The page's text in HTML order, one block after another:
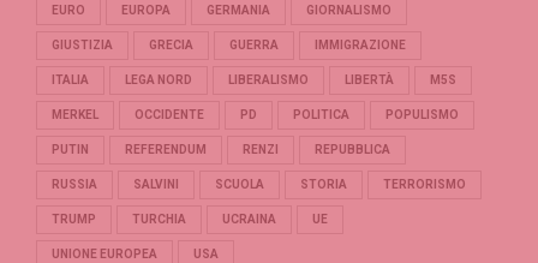
EURO EUROPA GERMANIA GIORNALISMO
GIUSTIZIA GRECIA GUERRA IMMIGRAZIONE
ITALIA LEGA NORD LIBERALISMO LIBERTÀ M5S
MERKEL OCCIDENTE PD POLITICA POPULISMO
PUTIN REFERENDUM RENZI REPUBBLICA
RUSSIA SALVINI SCUOLA STORIA TERRORISMO
TRUMP TURCHIA UCRAINA UE
UNIONE EUROPEA USA